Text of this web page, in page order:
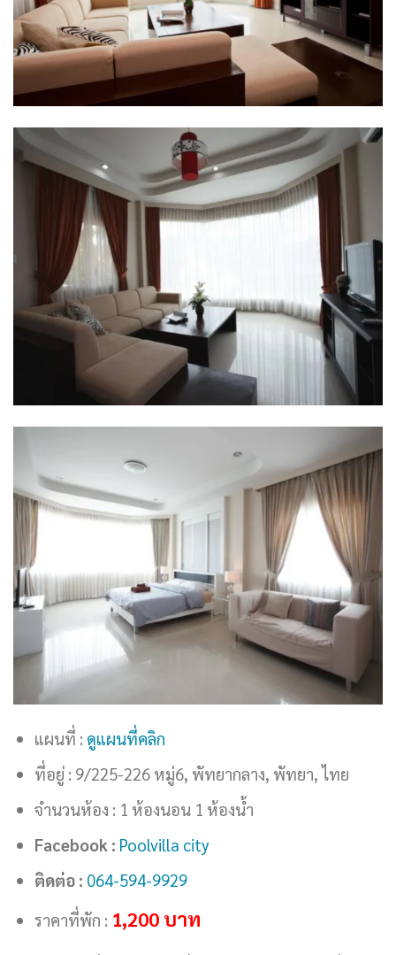
แผนที่ : ดูแผนที่คลิก
ที่อยู่ : 9/225-226 หมู่6, พัทยากลาง, พัทยา, ไทย
จำนวนห้อง : 1 ห้องนอน 1 ห้องน้ำ
Facebook : Poolvilla city
ติดต่อ : 064-594-9929
ราคาที่พัก : 1,200 บาท